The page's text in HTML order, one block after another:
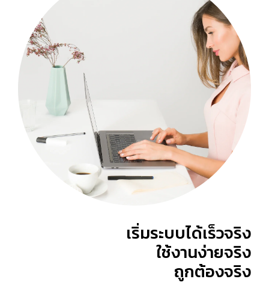
เริ่มระบบได้เร็วจริง
ใช้งานง่ายจริง
ถูกต้องจริง